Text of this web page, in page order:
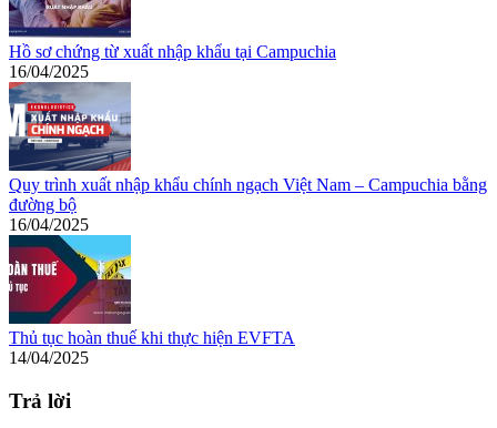
Hồ sơ chứng từ xuất nhập khẩu tại Campuchia
16/04/2025
Quy trình xuất nhập khẩu chính ngạch Việt Nam – Campuchia bằng
đường bộ
16/04/2025
Thủ tục hoàn thuế khi thực hiện EVFTA
14/04/2025
Trả lời